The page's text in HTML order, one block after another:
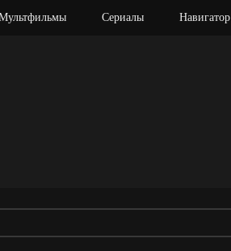
Сериалы Навигатор